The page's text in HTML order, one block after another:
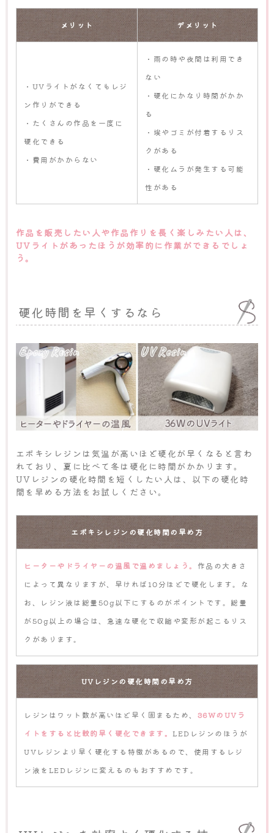
メリット デメリット
・UVライトがなくてもレジ
ン作りができる
・たくさんの作品を一度に
硬化できる
・費用がかからない
・雨の時や夜間は利用でき
ない
・硬化にかなり時間がかか
る
・埃やゴミが付着するリス
クがある
・硬化ムラが発生する可能
性がある
作品を販売したい人や作品作りを長く楽しみたい人は、
UVライトがあったほうが効率的に作業ができるでしょ
う。
硬化時間を早くするなら
エポキシレジンは気温が高いほど硬化が早くなると言わ
れており、夏に比べて冬は硬化に時間がかかります。
UVレジンの硬化時間を短くしたい人は、以下の硬化時
間を早める方法をお試しください。
エポキシレジンの硬化時間の早め方
ヒーターやドライヤーの温風で温めましょう。 作品の大きさ
によって異なりますが、早ければ10分ほどで硬化します。な
お、レジン液は総量50g以下にするのがポイントです。総量
が50g以上の場合は、急速な硬化で収縮や変形が起こるリス
クがあります。
UVレジンの硬化時間の早め方
レジンはワット数が高いほど早く固まるため、 36WのUVラ
イトをすると比較的早く硬化できます。LEDレジンのほうが
UVレジンより早く硬化する特徴があるので、使用するレジ
ン液をLEDレジンに変えるのもおすすめです。